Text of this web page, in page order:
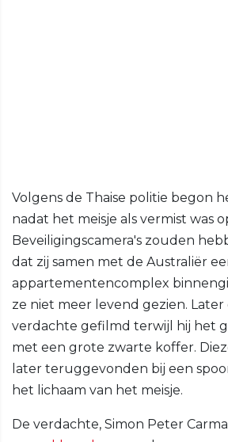
Volgens de Thaise politie begon
nadat het meisje als vermist was
Beveiligingscamera's zouden
dat zij samen met de Australiër
appartementencomplex
ze niet meer levend gezien.
verdachte gefilmd terwijl hij het
met een grote zwarte koffer.
later teruggevonden bij een
het lichaam van het meisje.
De verdachte, Simon Peter